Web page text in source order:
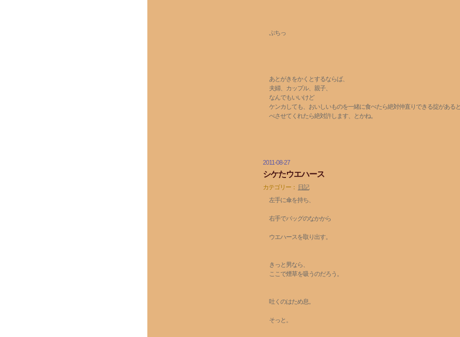
ぷちっ
あとがきをかくとするならば、
夫婦、カップル、親子、
なんでもいいけど
ケンカしても、おいしいものを一緒に食べたら絶対仲直りできる掟がある
べさせてくれたら絶対許します、とかね。
2011-08-27
シケたウエハース
カテゴリー：
日記
左手に傘を持ち、
右手でバッグのなかから
ウエハースを取り出す。
きっと男なら、
ここで煙草を吸うのだろう。
吐くのはため息。
そっと。